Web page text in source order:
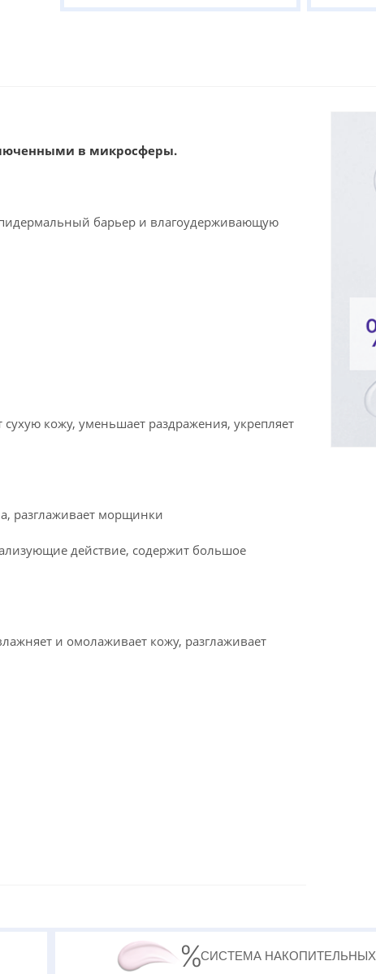
в микросферы.
барьер и влагоудерживающую
кожу, уменьшает раздражения, укрепляет
разглаживает морщинки
действие, содержит большое
и омолаживает кожу, разглаживает
СИСТЕМА НАКОПИТЕЛЬНЫХ